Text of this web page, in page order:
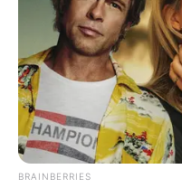
BRAINBERRIES